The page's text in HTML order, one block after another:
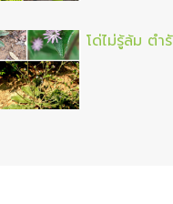
โด่ไม่รู้ล้ม ตำ